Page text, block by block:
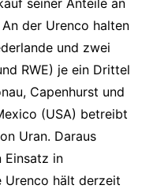
seiner Anteile an
der Urenco halten
und zwei
RWE) je ein Drittel
Capenhurst und
(USA) betreibt
Uran. Daraus
Einsatz in
Urenco hält derzeit